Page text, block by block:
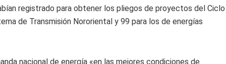
registrado para obtener los pliegos de proyectos del Ciclo
de Transmisión Nororiental y 99 para los de energías
nacional de energía «en las mejores condiciones de